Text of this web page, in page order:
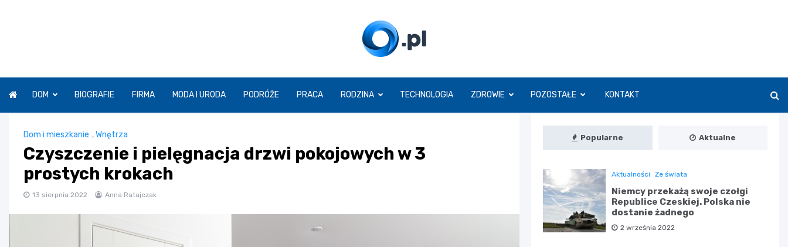
O.pl
DOM BIOGRAFIE FIRMA MODA I URODA PODRÓŻE PRACA RODZINA TECHNOLOGIA ZDROWIE POZOSTAŁE KONTAKT
Dom i mieszkanie ,Wnętrza
Czyszczenie i pielęgnacja drzwi pokojowych w 3
prostych krokach
13 sierpnia 2022 Anna Ratajczak
Popularne Aktualne
Aktualności Ze świata
Niemcy przekażą swoje czołgi
Republice Czeskiej. Polska nie
dostanie żadnego
2 września 2022